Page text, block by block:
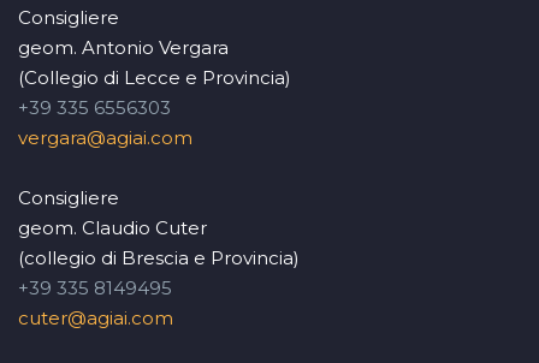
Consigliere
geom. Antonio Vergara
(Collegio di Lecce e Provincia)
+39 335 6556303
vergara@agiai.com
Consigliere
geom. Claudio Cuter
(collegio di Brescia e Provincia)
+39 335 8149495
cuter@agiai.com